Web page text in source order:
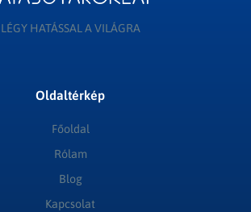
LÉGY HATÁSSAL A VILÁGRA
Oldaltérkép
Főoldal
Rólam
Blog
Kapcsolat